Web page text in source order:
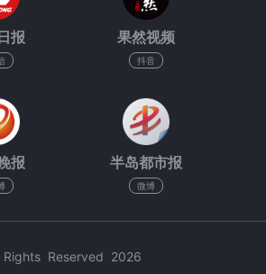
报 果然视频
抖音
报 半岛都市报
微博
Reserved 2026